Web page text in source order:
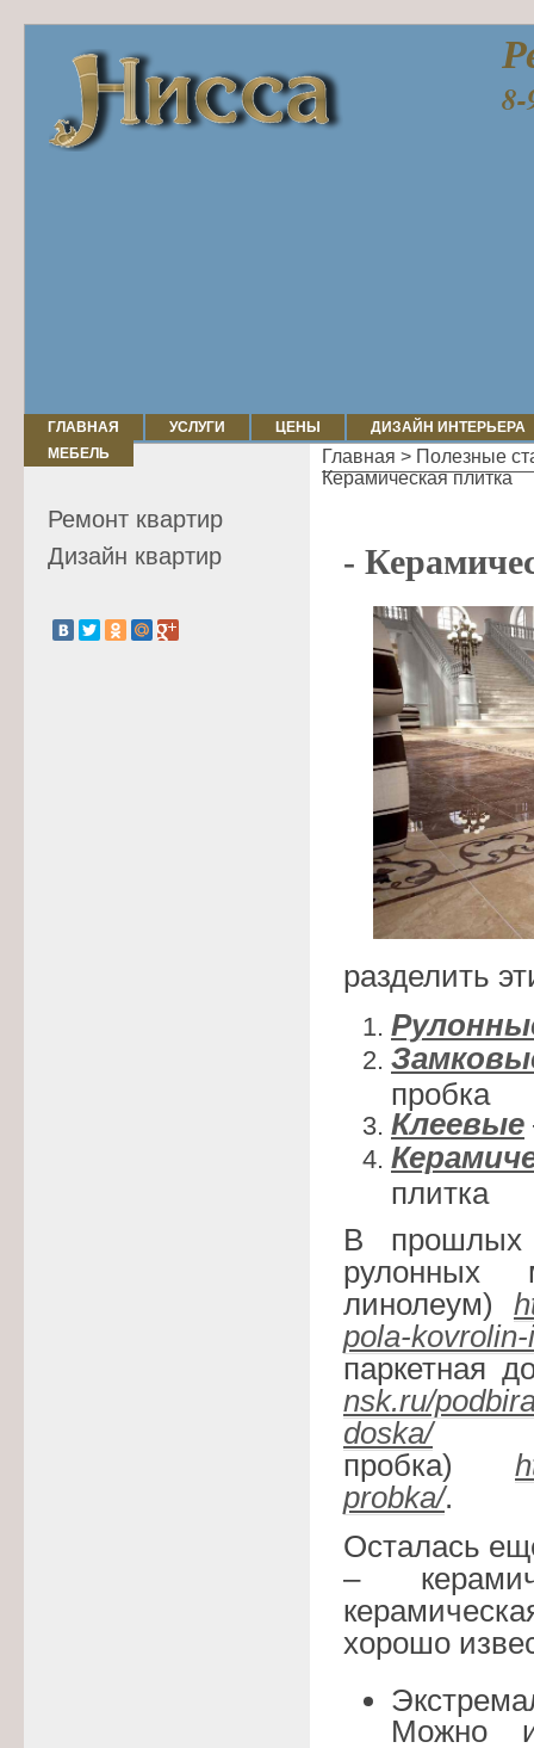
ГЛАВНАЯ УСЛУГИ ЦЕНЫ
ДИЗАЙН ИНТЕРЬЕРА
МЕБЕЛЬ
Главная > Полезные
Керамическая плитка
-
разделить
пробка
Клеевые
плитка
В
рулонных
линолеум)
pola-
паркетная
nsk.ru/
doska/и
пробка)
probka/.
Осталась
–
хорошо
Можно
Ремонт квартир
Дизайн квартир